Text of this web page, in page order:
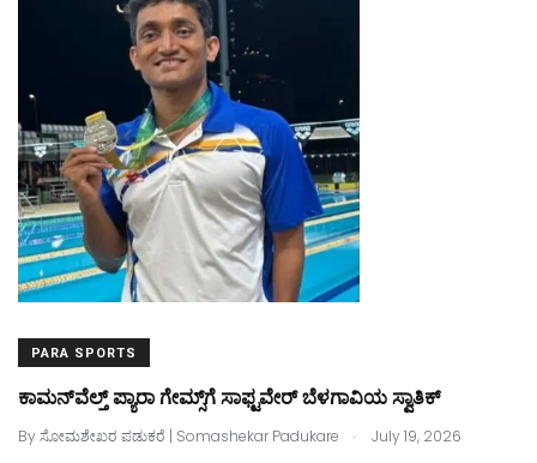
PARA SPORTS
ಕಾಮನ್‌ವೆಲ್ತ್‌ ಪ್ಯಾರಾ ಗೇಮ್ಸ್‌ಗೆ ಸಾಫ್ಟವೇರ್‌ ಬೆಳಗಾವಿಯ ಸ್ವಾತಿಕ್
Byಸೋಮಶೇಖರ ಪಡುಕರೆ | Somashekar Padukare . July 19, 2026